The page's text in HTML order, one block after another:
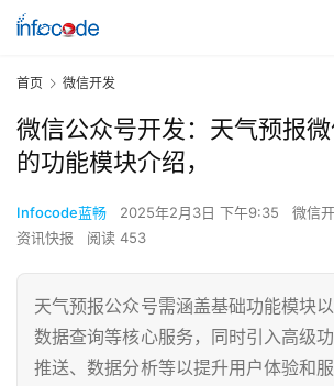
首页 微信开发
微信公众号开发：天气预报
的功能模块介绍，
Infocode蓝畅 2025年2月3日 下午9:35 微信
资讯快报
阅读 453
天气预报公众号需涵盖基础功能模块以
数据查询等核心服务，同时引入高级
推送、数据分析等以提升用户体验和